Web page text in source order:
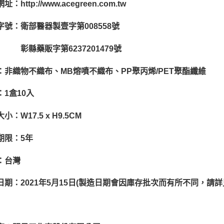
址： http://www.acegreen.com.tw
號：衛部醫器製壹字第008558號
藥販字第6237201479號
非織物不織布、 MB熔噴不織布、 PP聚丙烯/PET聚酯纖維
1盒10入
小：W17.5 x H9.5CM
限：5年
台灣
期：2021年5月15日(製造日期會因庫存批次而有所不同，請